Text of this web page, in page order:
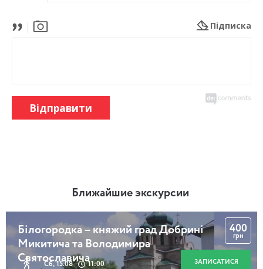
Підписка
Відправити
Ближайшие экскурсии
Білогородка – княжий град Добрині
Микитича та Володимира
Святославича
Сб, 15.08 11:00
400
грн
ЗАПИСАТИСЯ